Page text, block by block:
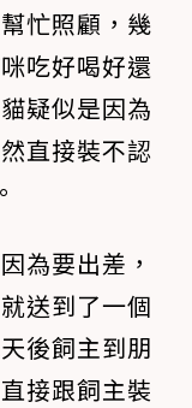
忙照顧，幾
吃好喝好還
疑似是因為
直接裝不認
為要出差，
送到了一個
後飼主到朋
接跟飼主裝